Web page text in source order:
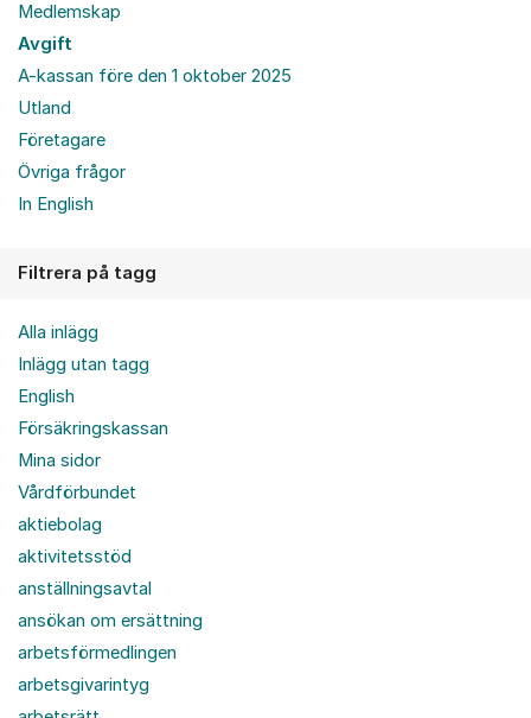
Medlemskap
Avgift
A-kassan före den 1 oktober 2025
Utland
Företagare
Övriga frågor
In English
Filtrera på tagg
Alla inlägg
Inlägg utan tagg
English
Försäkringskassan
Mina sidor
Vårdförbundet
aktiebolag
aktivitetsstöd
anställningsavtal
ansökan om ersättning
arbetsförmedlingen
arbetsgivarintyg